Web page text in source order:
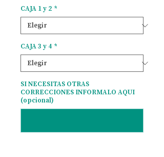
CAJA 1 y 2 *
CAJA 3 y 4 *
SI NECESITAS OTRAS
CORRECCIONES INFORMALO AQUI
(opcional)